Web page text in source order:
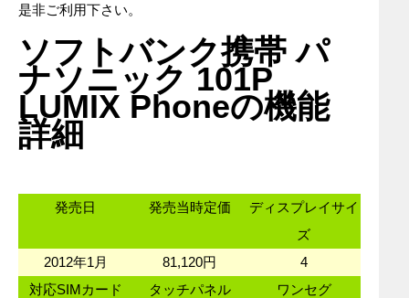
是非ご利用下さい。
ソフトバンク携帯 パ
ナソニック 101P
LUMIX Phoneの機能
詳細
発売日 発売当時定価
ディスプレイサイ
ズ
2012年1月
81,120円
4
対応SIMカード
タッチパネル
ワンセグ